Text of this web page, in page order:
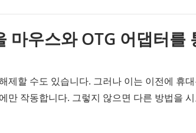
우스와 OTG 어댑터를
제할 수도 있습니다. 그러나 이는 이전에 휴
만 작동합니다. 그렇지 않으면 다른 방법을